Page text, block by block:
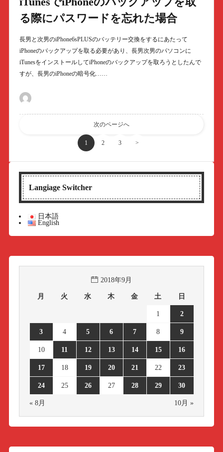
る際にパスワードを忘れた場合
長男と次男のiPhone6sPLUSのバッテリー交換をするにあたって
iPhoneのバックアップを取る必要があり、長男次男のパソコンに
iTunesをインストールしてiPhoneのバックアップを取ろうとしたんで
すが、長男のiPhoneの暗号化……
次のページへ
1 2 3 >
Langiage Switcher
日本語
English
2018年9月
月 火 水 木 金 土 日
1 2
3 4 5 6 7 8 9
10 11 12 13 14 15 16
17 18 19 20 21 22 23
24 25 26 27 28 29 30
« 8月 10月 »